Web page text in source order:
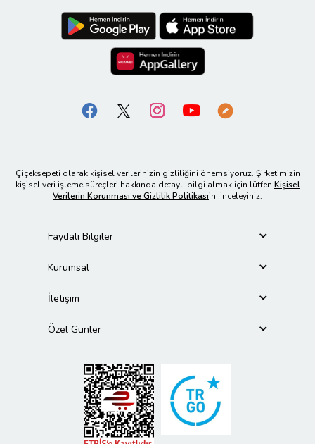
Çiçeksepeti olarak kişisel verilerinizin gizliliğini önemsiyoruz. Şirketimizin
kişisel veri işleme süreçleri hakkında detaylı bilgi almak için lütfen Kişisel
Verilerin Korunması ve Gizlilik Politikası’nı inceleyiniz.
Faydalı Bilgiler
Kurumsal
İletişim
Özel Günler